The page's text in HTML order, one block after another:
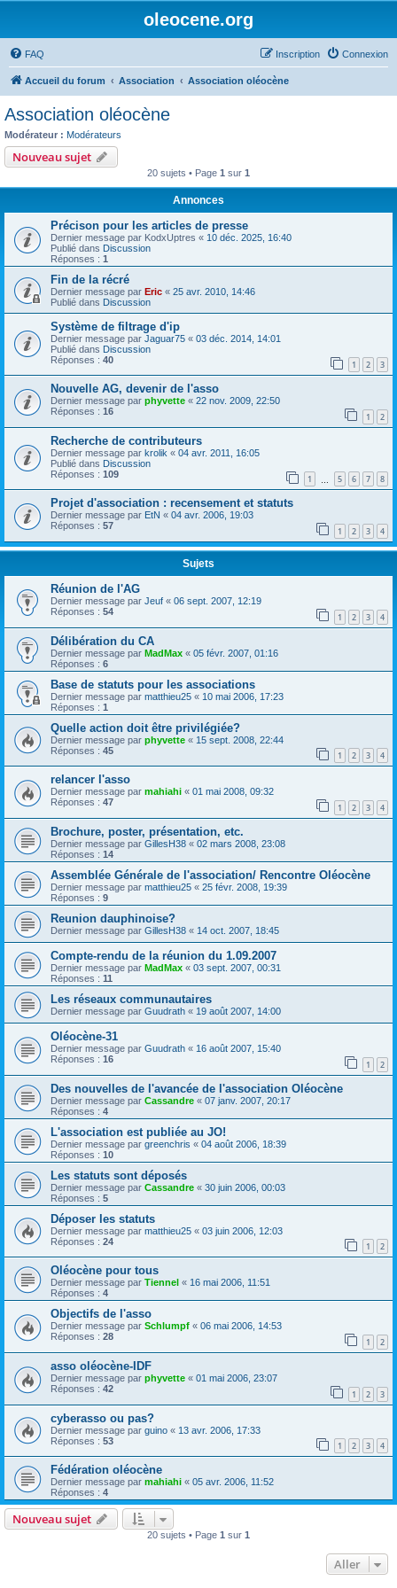
oleocene.org
FAQ Connexion
Inscription
Accueil du forum Association Association oléocène
Association oléocène
Modérateur : Modérateurs
Nouveau sujet
20 sujets • Page 1 sur 1
Annonces
Précison pour les articles de presse
Dernier message par KodxUptres « 10 déc. 2025, 16:40
Publié dans Discussion
Réponses : 1
Fin de la récré
Dernier message par Eric « 25 avr. 2010, 14:46
Publié dans Discussion
Système de filtrage d'ip
Dernier message par Jaguar75 « 03 déc. 2014, 14:01
Publié dans Discussion
Réponses : 40 1 2 3
Nouvelle AG, devenir de l'asso
Dernier message par phyvette « 22 nov. 2009, 22:50
Réponses : 16 1 2
Recherche de contributeurs
Dernier message par krolik « 04 avr. 2011, 16:05
Publié dans Discussion
Réponses : 109 1 5 6 7 8
Projet d'association : recensement et statuts
Dernier message par EtN « 04 avr. 2006, 19:03
Réponses : 57 1 2 3 4
Sujets
Réunion de l'AG
Dernier message par Jeuf « 06 sept. 2007, 12:19
Réponses : 54 1 2 3 4
Délibération du CA
Dernier message par MadMax « 05 févr. 2007, 01:16
Réponses : 6
Base de statuts pour les associations
Dernier message par matthieu25 « 10 mai 2006, 17:23
Réponses : 1
Quelle action doit être privilégiée?
Dernier message par phyvette « 15 sept. 2008, 22:44
Réponses : 45 1 2 3 4
relancer l'asso
Dernier message par mahiahi « 01 mai 2008, 09:32
Réponses : 47 1 2 3 4
Brochure, poster, présentation, etc.
Dernier message par GillesH38 « 02 mars 2008, 23:08
Réponses : 14
Assemblée Générale de l'association/ Rencontre Oléocène
Dernier message par matthieu25 « 25 févr. 2008, 19:39
Réponses : 9
Reunion dauphinoise?
Dernier message par GillesH38 « 14 oct. 2007, 18:45
Compte-rendu de la réunion du 1.09.2007
Dernier message par MadMax « 03 sept. 2007, 00:31
Réponses : 11
Les réseaux communautaires
Dernier message par Guudrath « 19 août 2007, 14:00
Oléocène-31
Dernier message par Guudrath « 16 août 2007, 15:40
Réponses : 16 1 2
Des nouvelles de l'avancée de l'association Oléocène
Dernier message par Cassandre « 07 janv. 2007, 20:17
Réponses : 4
L'association est publiée au JO!
Dernier message par greenchris « 04 août 2006, 18:39
Réponses : 10
Les statuts sont déposés
Dernier message par Cassandre « 30 juin 2006, 00:03
Réponses : 5
Déposer les statuts
Dernier message par matthieu25 « 03 juin 2006, 12:03
Réponses : 24 1 2
Oléocène pour tous
Dernier message par Tiennel « 16 mai 2006, 11:51
Réponses : 4
Objectifs de l'asso
Dernier message par Schlumpf « 06 mai 2006, 14:53
Réponses : 28 1 2
asso oléocène-IDF
Dernier message par phyvette « 01 mai 2006, 23:07
Réponses : 42 1 2 3
cyberasso ou pas?
Dernier message par guino « 13 avr. 2006, 17:33
Réponses : 53 1 2 3 4
Fédération oléocène
Dernier message par mahiahi « 05 avr. 2006, 11:52
Réponses : 4
Nouveau sujet
20 sujets • Page 1 sur 1
Aller